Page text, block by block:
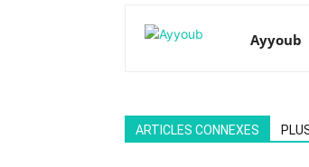
Ayyoub
ARTICLES CONNEXES